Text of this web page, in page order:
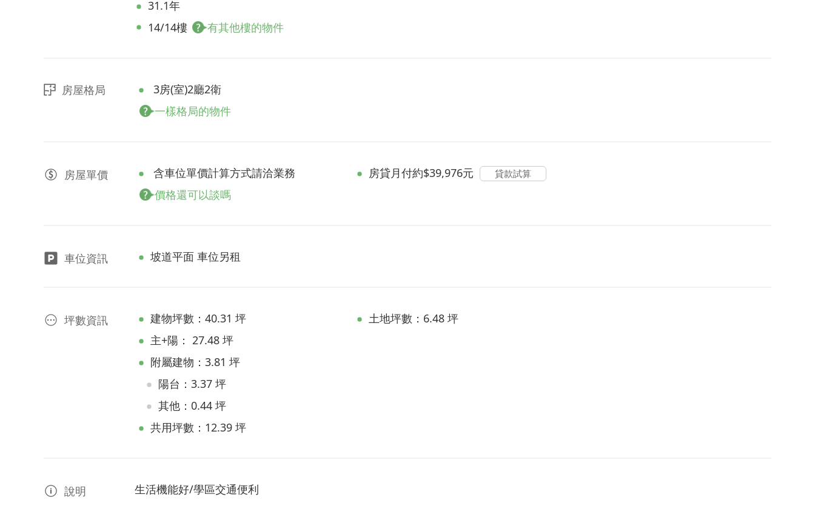
31.1年
14/14樓
有其他樓的物件
房屋格局
3房(室)2廳2衛
一樣格局的物件
房屋單價
含車位單價計算方式請洽業務
價格還可以談嗎
房貸月付約$39,976元 貸款試算
車位資訊 坡道平面 車位另租
坪數資訊
建物坪數：40.31 坪
主+陽： 27.48 坪
附屬建物：3.81 坪
陽台：3.37 坪
其他：0.44 坪
共用坪數：12.39 坪
土地坪數：6.48 坪
說明 生活機能好/學區交通便利